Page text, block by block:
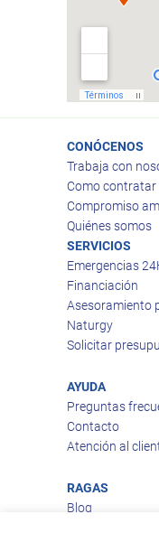
CONÓCENOS
Trabaja con
Como contratar
Compromiso
Quiénes somos
SERVICIOS
Emergencias
Financiación
Asesoramiento
Naturgy
Solicitar
AYUDA
Preguntas
Contacto
Atención al
RAGAS
Blog